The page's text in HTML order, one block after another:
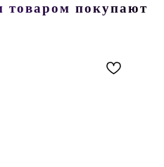
товаром покупают